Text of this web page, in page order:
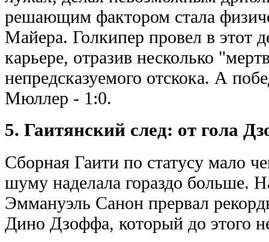
решающим фактором стала
Майера. Голкипер провел в этот
карьере, отразив несколько
непредсказуемого отскока. А
Мюллер - 1:0.
5. Гаитянский след: от гола
Сборная Гаити по статусу мало
шуму наделала гораздо больше.
Эммануэль Санон прервал
Дино Дзоффа, который до этого